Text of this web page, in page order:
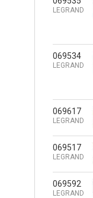
LEGRAND
069534
LEGRAND
069617
LEGRAND
069517
LEGRAND
069592
LEGRAND